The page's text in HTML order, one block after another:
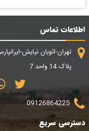
اطلاعات تماس
تهران-اتوبان نیایش-
پلاک 14 واحد 7
09126864225
دسترسی سریع